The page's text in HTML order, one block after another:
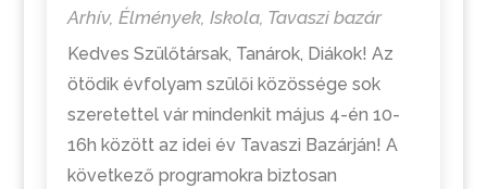
Arhív, Élmények, Iskola, Tavaszi bazár
Kedves Szülőtársak, Tanárok, Diákok! Az
ötödik évfolyam szülői közössége sok
szeretettel vár mindenkit május 4-én 10-
16h között az idei év Tavaszi Bazárján! A
következő programokra biztosan